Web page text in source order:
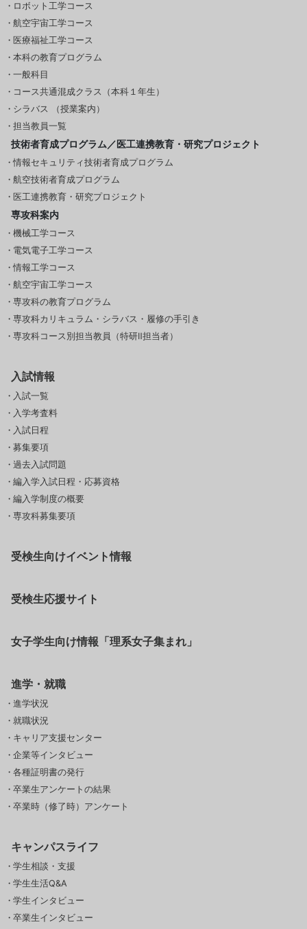
ロボット工学コース
航空宇宙工学コース
医療福祉工学コース
本科の教育プログラム
一般科目
コース共通混成クラス（本科１年生）
シラバス （授業案内）
担当教員一覧
技術者育成プログラム／医工連携教育・研究プロジェクト
情報セキュリティ技術者育成プログラム
航空技術者育成プログラム
医工連携教育・研究プロジェクト
専攻科案内
機械工学コース
電気電子工学コース
情報工学コース
航空宇宙工学コース
専攻科の教育プログラム
専攻科カリキュラム・シラバス・履修の手引き
専攻科コース別担当教員（特研Ⅱ担当者）
入試情報
入試一覧
入学考査料
入試日程
募集要項
過去入試問題
編入学入試日程・応募資格
編入学制度の概要
専攻科募集要項
受検生向けイベント情報
受検生応援サイト
女子学生向け情報「理系女子集まれ」
進学・就職
進学状況
就職状況
キャリア支援センター
企業等インタビュー
各種証明書の発行
卒業生アンケートの結果
卒業時（修了時）アンケート
キャンパスライフ
学生相談・支援
学生生活Q&A
学生インタビュー
卒業生インタビュー